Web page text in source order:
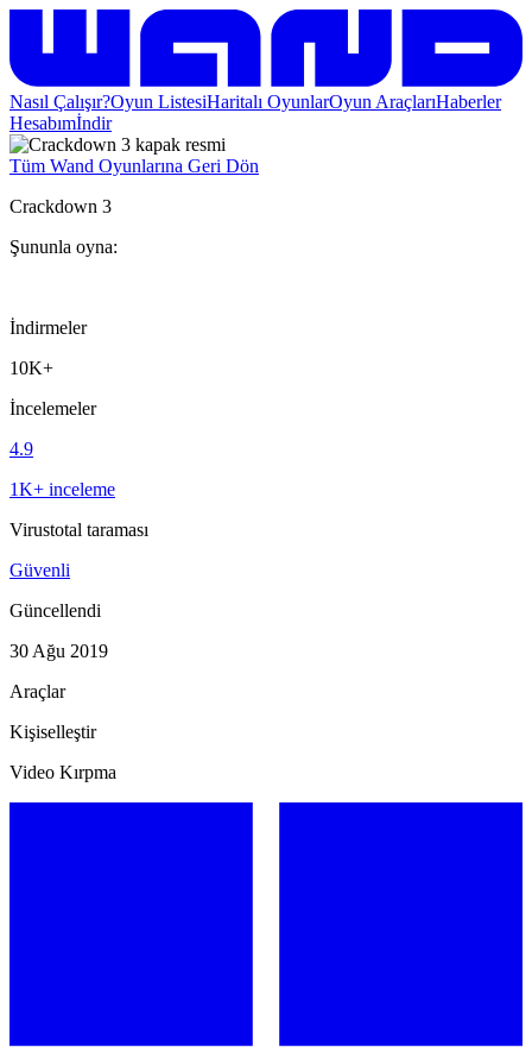
Nasıl Çalışır?Oyun ListesiHaritalı OyunlarOyun AraçlarıHaberler
Hesabımİndir
Tüm Wand Oyunlarına Geri Dön
Crackdown 3
Şununla oyna:
İndirmeler
10K+
İncelemeler
4.9
1K+ inceleme
Virustotal taraması
Güvenli
Güncellendi
30 Ağu 2019
Araçlar
Kişiselleştir
Video Kırpma